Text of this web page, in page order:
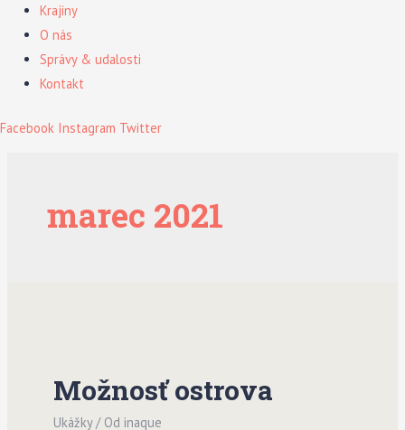
Krajiny
O nás
Správy & udalosti
Kontakt
Facebook Instagram Twitter
marec 2021
Možnosť ostrova
Ukážky/ Od inaque